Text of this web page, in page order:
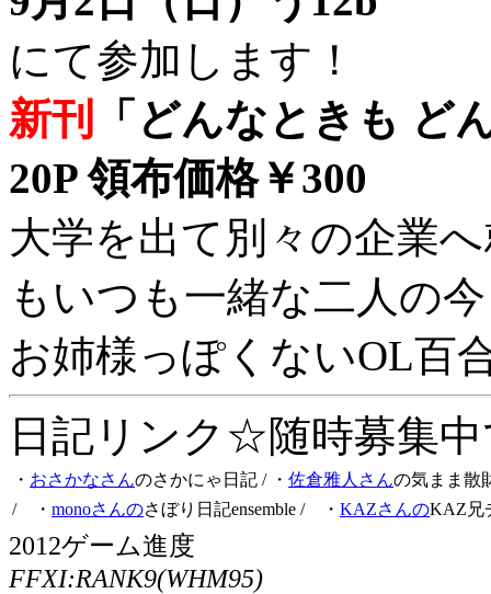
にて参加します！
新刊
「どんなときも ど
20P 領布価格￥300
大学を出て別々の企業
もいつも一緒な二人の
お姉様っぽくないOL百
日記リンク☆随時募集
・ おさかなさんのさかにゃ日記 / ・ 佐倉雅人さんの気まま散
/ ・ monoさんのさぼり日記ensemble / ・ KAZさんのKAZ兄
2012ゲーム進度
FFXI:RANK9(WHM95)